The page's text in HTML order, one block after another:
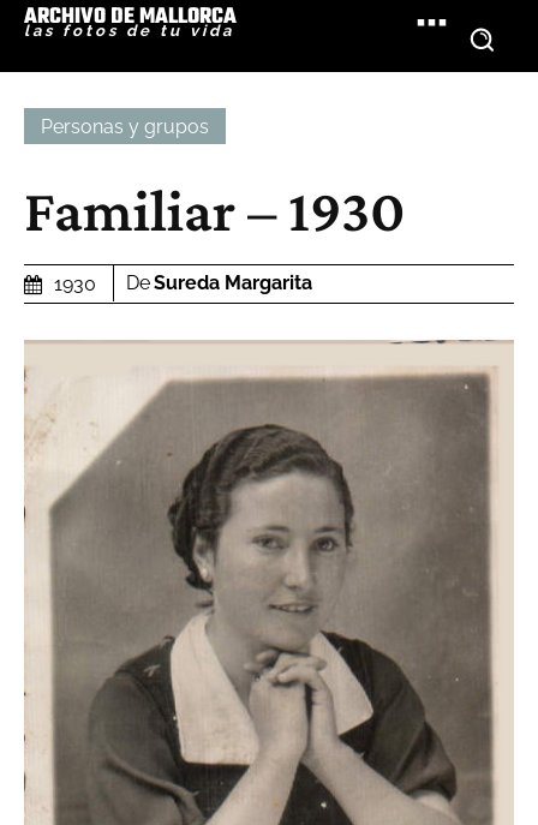
ARCHIVO DE MALLORCA
las fotos de tu vida
Personas y grupos
Familiar – 1930
1930 DeSureda Margarita